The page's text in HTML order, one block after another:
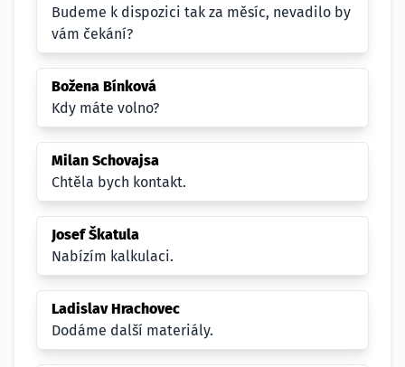
Budeme k dispozici tak za měsíc, nevadilo by
vám čekání?
Božena Bínková
Kdy máte volno?
Milan Schovajsa
Chtěla bych kontakt.
Josef Škatula
Nabízím kalkulaci.
Ladislav Hrachovec
Dodáme další materiály.